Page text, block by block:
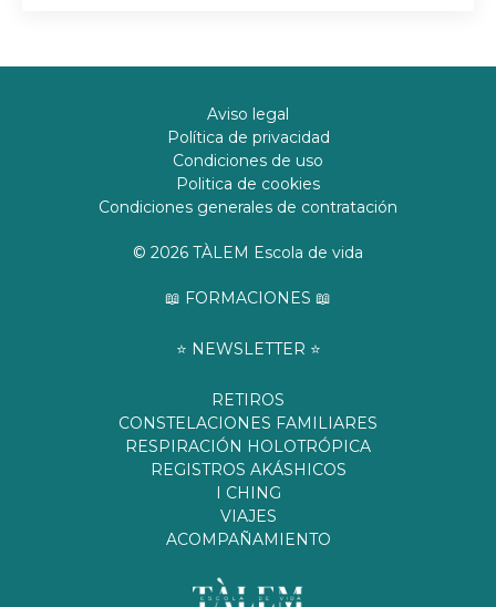
Aviso legal
Política de privacidad
Condiciones de uso
Politica de cookies
Condiciones generales de contratación
© 2026 TÀLEM Escola de vida
📖 FORMACIONES 📖
⭐️ NEWSLETTER ⭐️
RETIROS
CONSTELACIONES FAMILIARES
RESPIRACIÓN HOLOTRÓPICA
REGISTROS AKÁSHICOS
I CHING
VIAJES
ACOMPAÑAMIENTO